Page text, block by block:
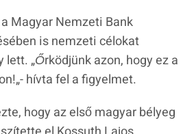
Magyar Nemzeti Bank
is nemzeti célokat
lett. „Őrködjünk azon, hogy ez a
„- hívta fel a figyelmet.
hogy az első magyar bélyeg